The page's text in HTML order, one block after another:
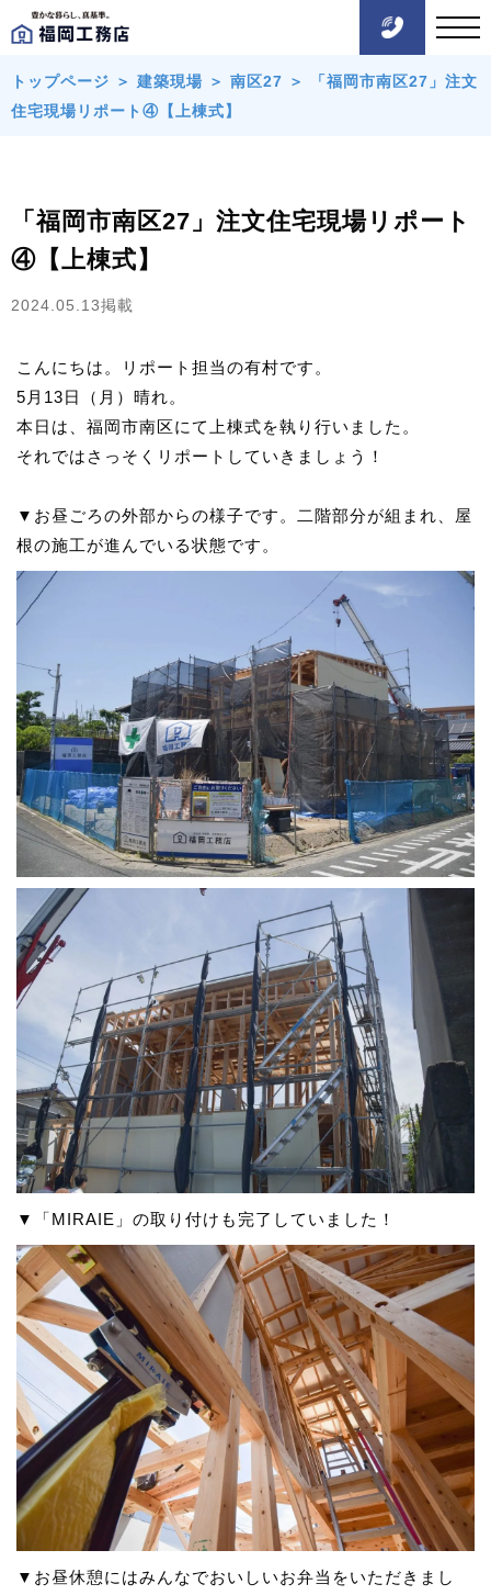
トップページ ＞ 建築現場 ＞ 南区27 ＞
「福岡市南区27」注文
住宅現場リポート④【上棟式】
「福岡市南区27」注文住宅現場リポート
④【上棟式】
2024.05.13掲載
こんにちは。リポート担当の有村です。
5月13日（月）晴れ。
本日は、福岡市南区にて上棟式を執り行いました。
それではさっそくリポートしていきましょう！
▼お昼ごろの外部からの様子です。二階部分が組まれ、屋
根の施工が進んでいる状態です。
▼「MIRAIE」の取り付けも完了していました！
▼お昼休憩にはみんなでおいしいお弁当をいただきまし